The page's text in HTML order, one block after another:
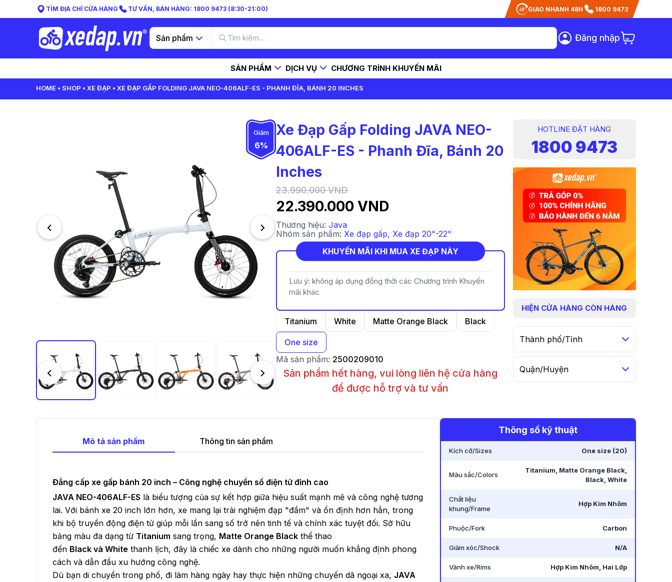
TÌM ĐỊA CHỈ CỬA HÀNG TƯ VẤN, BÁN HÀNG: 1800 9473 (8:30-21:00) GIAO NHANH 48H 1800 9473
Sản phẩm Đăng nhập
SẢN PHẨM DỊCH VỤ CHƯƠNG TRÌNH KHUYẾN MÃI
HOME SHOP XE ĐẠP XE ĐẠP GẤP FOLDING JAVA NEO-406ALF-ES - PHANH ĐĨA, BÁNH 20 INCHES
Giảm
6%
Xe Đạp Gấp Folding JAVA NEO-
406ALF-ES - Phanh Đĩa, Bánh 20
Inches
22.390.000 VND
23.990.000 VND
Thương hiệu: Java
Nhóm sản phẩm: Xe đạp gấp, Xe đạp 20"-22"
KHUYẾN MÃI KHI MUA XE ĐẠP NÀY
Lưu ý: không áp dụng đồng thời các Chương trình Khuyến
mãi khác
Titanium White Matte Orange Black Black
One size
Mã sản phẩm: 2500209010
Sản phẩm hết hàng, vui lòng liên hệ cửa hàng
để được hỗ trợ và tư vấn
HOTLINE ĐẶT HÀNG
1800 9473
HIỆN CỬA HÀNG CÒN HÀNG
Thành phố/Tỉnh
Quận/Huyện
Mô tả sản phẩm Thông tin sản phẩm
Đẳng cấp xe gấp bánh 20 inch – Công nghệ chuyển số điện tử đỉnh cao
JAVA NEO-406ALF-ES là biểu tượng của sự kết hợp giữa hiệu suất mạnh mẽ và công nghệ tương
lai. Với bánh xe 20 inch lớn hơn, xe mang lại trải nghiệm đạp "đầm" và ổn định hơn hẳn, trong
khi bộ truyền động điện tử giúp mỗi lần sang số trở nên tinh tế và chính xác tuyệt đối. Sở hữu
bảng màu đa dạng từ Titanium sang trọng, Matte Orange Black thể thao
đến Black và White thanh lịch, đây là chiếc xe dành cho những người muốn khẳng định phong
cách và dẫn đầu xu hướng công nghệ.
Dù bạn di chuyển trong phố, đi làm hàng ngày hay thực hiện những chuyến dã ngoại xa, JAVA
Thông số kỹ thuật
Kích cỡ/Sizes One size (20)
Màu sắc/Colors
Titanium, Matte Orange Black,
Black, White
Chất liệu
khung/Frame
Hợp Kim Nhôm
Phuộc/Fork Carbon
Giảm xóc/Shock N/A
Vành xe/Rims Hợp Kim Nhôm, Hai Lớp